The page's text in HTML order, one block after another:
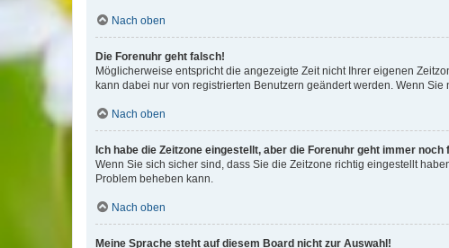
Nach oben
Die Forenuhr geht falsch!
Möglicherweise entspricht die angezeigte Zeit nicht Ihrer eigenen
kann dabei nur von registrierten Benutzern geändert werden. Wenn
Nach oben
Ich habe die Zeitzone eingestellt, aber die Forenuhr geht immer noch
Wenn Sie sich sicher sind, dass Sie die Zeitzone richtig eingestellt
Problem beheben kann.
Nach oben
Meine Sprache steht auf diesem Board nicht zur Auswahl!